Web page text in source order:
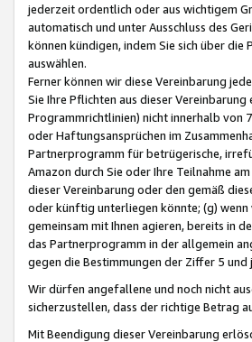
jederzeit ordentlich oder aus wichtigem
automatisch und unter Ausschluss des
können kündigen, indem Sie sich über
auswählen.
Ferner können wir diese Vereinbarung
Sie Ihre Pflichten aus dieser
Programmrichtlinien) nicht innerhalb von
oder Haftungsansprüchen im
Partnerprogramm für betrügerische,
Amazon durch Sie oder Ihre Teilnahme
dieser Vereinbarung oder den gemäß
oder künftig unterliegen könnte; (g) wenn
gemeinsam mit Ihnen agieren, bereits in
das Partnerprogramm in der allgemein
gegen die Bestimmungen der Ziffer 5
Wir dürfen angefallene und noch nicht
sicherzustellen, dass der richtige Betrag
Mit Beendigung dieser Vereinbarung